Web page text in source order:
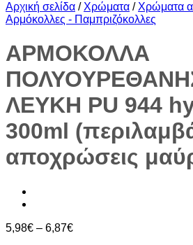
Αρχική σελίδα / Χρώματα / Χρώματα
Αρμόκολλες - Παμπριζόκολλες
ΑΡΜΟΚΟΛΛΑ
ΛΕΥΚΗ PU 944
300ml
αποχρώσεις
5,98€ – 6,87€Price